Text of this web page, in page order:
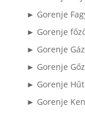
► Gorenje
► Gorenje
► Gorenje
► Gorenje
► Gorenje
► Gorenje